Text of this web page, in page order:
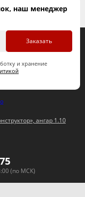
наш менеджер
Заказать
и хранение
ангар 1.10
(по МСК)